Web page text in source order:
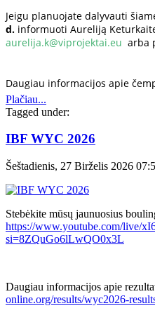
Jeigu planuojate dalyvauti
d. informuoti Aureliją
aurelija.k@viprojektai.eu arba
Daugiau informacijos apie
Plačiau...
Tagged under:
IBF WYC 2026
Šeštadienis, 27 Birželis 2026
Stebėkite mūsų jaunuosius
https://www.youtube.com/live/
si=8ZQuGo6lLwQO0x3L
Daugiau informacijos apie
online.org/results/wyc2026-